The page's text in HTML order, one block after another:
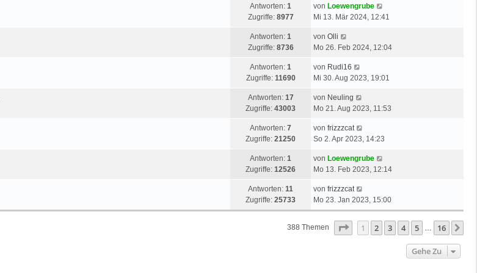
Antworten: 1
Zugriffe: 8977
von Loewengrube
Mi 13. Mär 2024, 12:41
Antworten: 1
Zugriffe: 8736
von Olli
Mo 26. Feb 2024, 12:04
Antworten: 1
Zugriffe: 11690
von Rudi16
Mi 30. Aug 2023, 19:01
Antworten: 17
Zugriffe: 43003
von Neuling
Mo 21. Aug 2023, 11:53
Antworten: 7
Zugriffe: 21250
von frizzzcat
So 2. Apr 2023, 14:23
Antworten: 1
Zugriffe: 12526
von Loewengrube
Mo 13. Feb 2023, 12:14
Antworten: 11
Zugriffe: 25733
von frizzzcat
Mo 23. Jan 2023, 15:00
388 Themen Seite Von
1 2 3 4 5 … 16
Gehe Zu